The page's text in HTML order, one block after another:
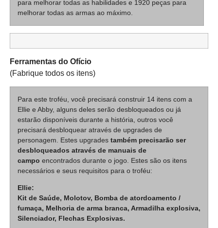
para melhorar todas as habilidades e 1920 peças para
melhorar todas as armas ao máximo.
Ferramentas do Ofício
(Fabrique todos os itens)
Para este troféu, você precisará construir 14 itens com a
Ellie e Abby, alguns deles serão desbloqueados ou já
estarão disponíveis durante a história, outros você
precisará desbloquear através de upgrades de
personagem. Estes upgrades também precisarão ser
desbloqueados através de manuais de
campo encontrados durante o jogo. Estes são os itens
necessários e seus requisitos para o troféu:
Ellie:
Kit de Saúde, Molotov, Bomba de atordoamento /
fumaça, Melhoria de arma branca, Armadilha explosiva,
Silenciador, Flechas Explosivas.